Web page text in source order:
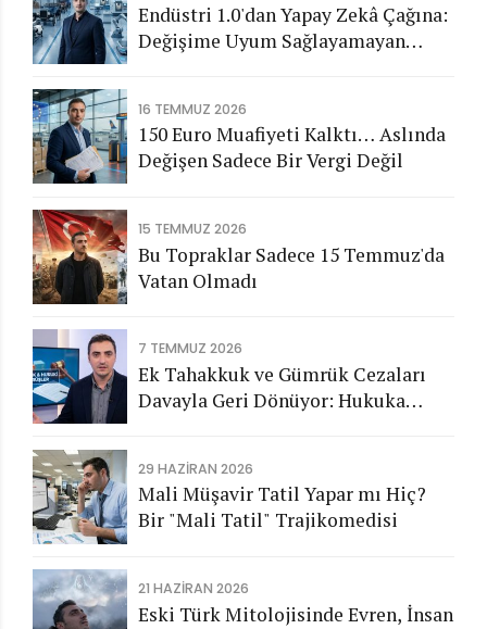
Endüstri 1.0'dan Yapay Zekâ Çağına:
Değişime Uyum Sağlayamayan
16 TEMMUZ 2026
150 Euro Muafiyeti Kalktı… Aslında
Değişen Sadece Bir Vergi Değil
15 TEMMUZ 2026
Bu Topraklar Sadece 15 Temmuz'da
Vatan Olmadı
7 TEMMUZ 2026
Ek Tahakkuk ve Gümrük Cezaları
Davayla Geri Dönüyor: Hukuka
29 HAZIRAN 2026
Mali Müşavir Tatil Yapar mı Hiç?
Bir "Mali Tatil" Trajikomedisi
21 HAZIRAN 2026
Eski Türk Mitolojisinde Evren, İnsan